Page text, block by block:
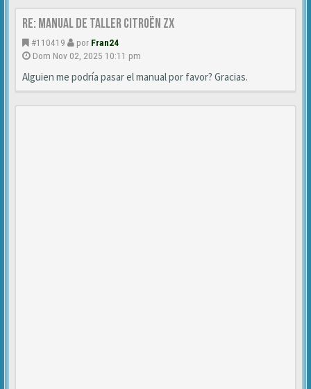
Re: Manual de Taller Citroën ZX
#110419 por Fran24
Dom Nov 02, 2025 10:11 pm
Alguien me podría pasar el manual por favor? Gracias.